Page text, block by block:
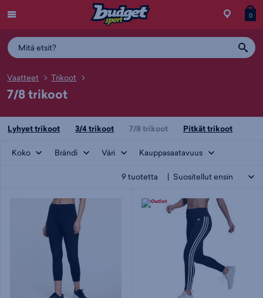
Siirry
0
Vaatteet Trikoot
7/8 trikoot
Lyhyet trikoot 3/4 trikoot 7/8 trikoot Pitkät trikoot
Koko Brändi Väri Kauppasaatavuus
9 tuotetta